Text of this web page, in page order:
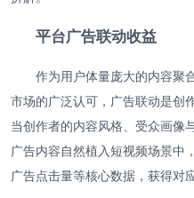
平台广告联动收益
作为用户体量庞大的内容聚
市场的广泛认可，广告联动是创
当创作者的内容风格、受众画像
广告内容自然植入短视频场景中
广告点击量等核心数据，获得对